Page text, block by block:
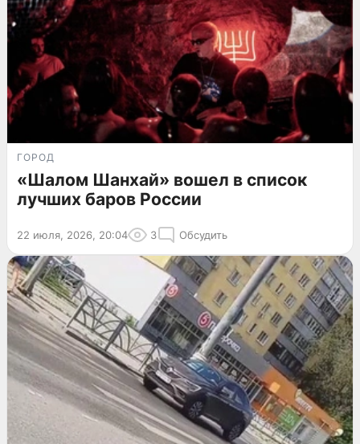
ГОРОД
«Шалом Шанхай» вошел в список
лучших баров России
22 июля, 2026, 20:04 3 Обсудить